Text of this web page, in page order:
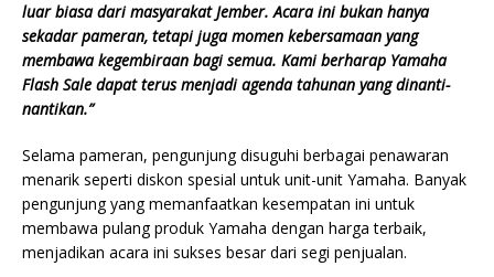
luar biasa dari masyarakat Jember. Acara ini bukan hanya
sekadar pameran, tetapi juga momen kebersamaan yang
membawa kegembiraan bagi semua. Kami berharap Yamaha
Flash Sale dapat terus menjadi agenda tahunan yang dinanti-
nantikan.”
Selama pameran, pengunjung disuguhi berbagai penawaran
menarik seperti diskon spesial untuk unit-unit Yamaha. Banyak
pengunjung yang memanfaatkan kesempatan ini untuk
membawa pulang produk Yamaha dengan harga terbaik,
menjadikan acara ini sukses besar dari segi penjualan.